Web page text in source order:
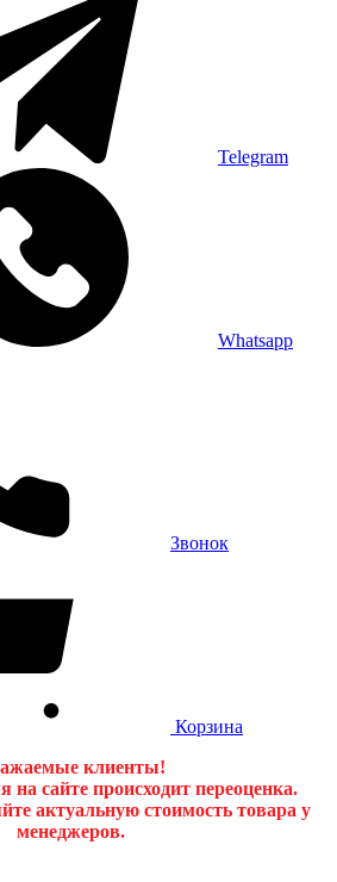
Telegram
Whatsapp
Звонок
Корзина
клиенты!
на сайте происходит переоценка.
актуальную стоимость товара у
менеджеров.